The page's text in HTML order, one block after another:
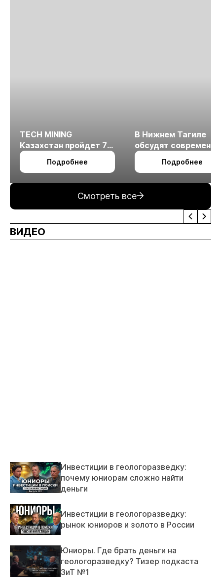
TECH MINING
Казахстан пройдет 7
октября в Алматы
Подробнее
В Нижнем Тагиле
обсудят
технологии
измельчения
Подробнее
Смотреть все
ВИДЕО
Инвестиции в геологоразведку:
почему юниорам сложно найти
деньги
Инвестиции в геологоразведку:
рынок юниоров и золото в России
Юниоры. Где брать деньги на
геологоразведку? Тизер подкаста
ЗиТ №1